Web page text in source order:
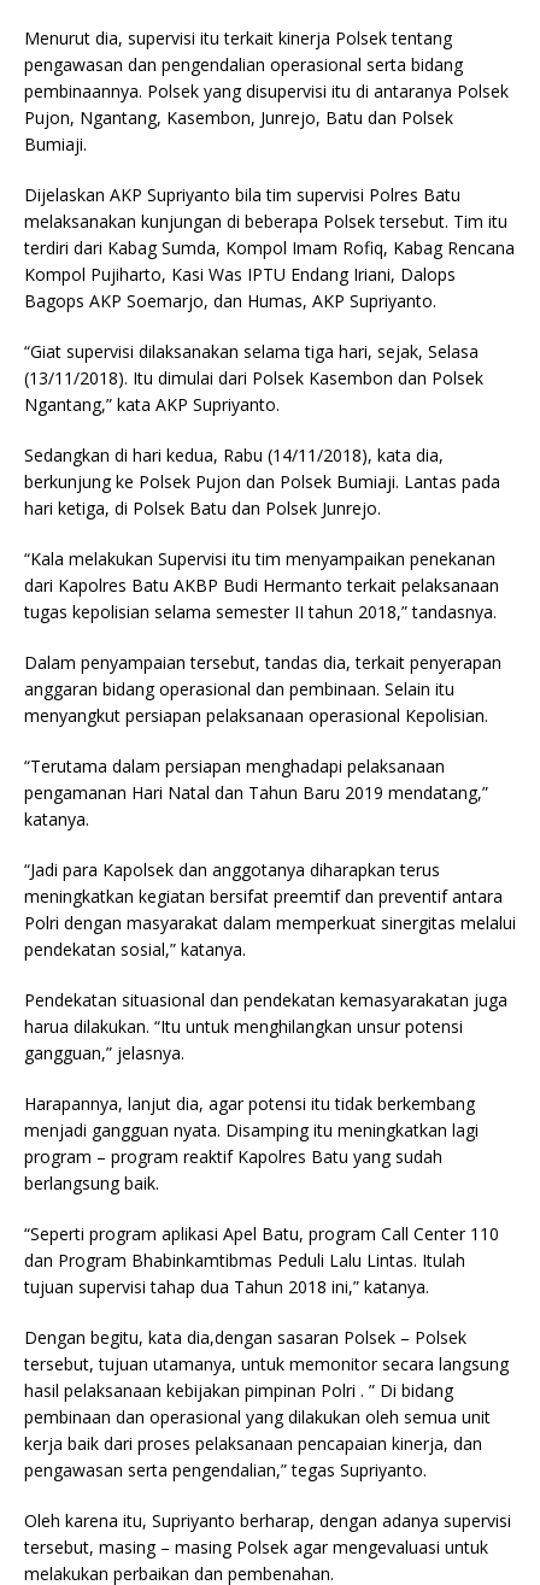
Menurut dia, supervisi itu terkait kinerja Polsek tentang
pengawasan dan pengendalian operasional serta bidang
pembinaannya. Polsek yang disupervisi itu di antaranya Polsek
Pujon, Ngantang, Kasembon, Junrejo, Batu dan Polsek
Bumiaji.
Dijelaskan AKP Supriyanto bila tim supervisi Polres Batu
melaksanakan kunjungan di beberapa Polsek tersebut. Tim itu
terdiri dari Kabag Sumda, Kompol Imam Rofiq, Kabag Rencana
Kompol Pujiharto, Kasi Was IPTU Endang Iriani, Dalops
Bagops AKP Soemarjo, dan Humas, AKP Supriyanto.
“Giat supervisi dilaksanakan selama tiga hari, sejak, Selasa
(13/11/2018). Itu dimulai dari Polsek Kasembon dan Polsek
Ngantang,” kata AKP Supriyanto.
Sedangkan di hari kedua, Rabu (14/11/2018), kata dia,
berkunjung ke Polsek Pujon dan Polsek Bumiaji. Lantas pada
hari ketiga, di Polsek Batu dan Polsek Junrejo.
“Kala melakukan Supervisi itu tim menyampaikan penekanan
dari Kapolres Batu AKBP Budi Hermanto terkait pelaksanaan
tugas kepolisian selama semester II tahun 2018,” tandasnya.
Dalam penyampaian tersebut, tandas dia, terkait penyerapan
anggaran bidang operasional dan pembinaan. Selain itu
menyangkut persiapan pelaksanaan operasional Kepolisian.
“Terutama dalam persiapan menghadapi pelaksanaan
pengamanan Hari Natal dan Tahun Baru 2019 mendatang,”
katanya.
“Jadi para Kapolsek dan anggotanya diharapkan terus
meningkatkan kegiatan bersifat preemtif dan preventif antara
Polri dengan masyarakat dalam memperkuat sinergitas melalui
pendekatan sosial,” katanya.
Pendekatan situasional dan pendekatan kemasyarakatan juga
harua dilakukan. “Itu untuk menghilangkan unsur potensi
gangguan,” jelasnya.
Harapannya, lanjut dia, agar potensi itu tidak berkembang
menjadi gangguan nyata. Disamping itu meningkatkan lagi
program – program reaktif Kapolres Batu yang sudah
berlangsung baik.
“Seperti program aplikasi Apel Batu, program Call Center 110
dan Program Bhabinkamtibmas Peduli Lalu Lintas. Itulah
tujuan supervisi tahap dua Tahun 2018 ini,” katanya.
Dengan begitu, kata dia,dengan sasaran Polsek – Polsek
tersebut, tujuan utamanya, untuk memonitor secara langsung
hasil pelaksanaan kebijakan pimpinan Polri . ” Di bidang
pembinaan dan operasional yang dilakukan oleh semua unit
kerja baik dari proses pelaksanaan pencapaian kinerja, dan
pengawasan serta pengendalian,” tegas Supriyanto.
Oleh karena itu, Supriyanto berharap, dengan adanya supervisi
tersebut, masing – masing Polsek agar mengevaluasi untuk
melakukan perbaikan dan pembenahan.